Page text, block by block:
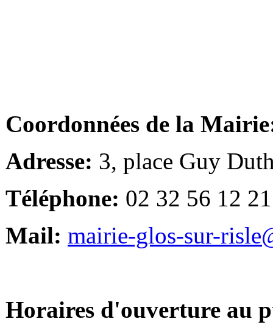
Coordonnées de la
Adresse: 3, place Guy
Téléphone: 02 32 56 12 21
Mail: mairie-glos-sur-
Horaires d'ouverture au